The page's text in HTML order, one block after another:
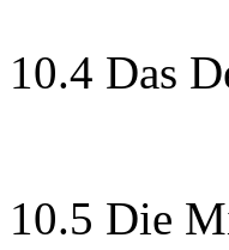
10.4 Das
10.5 Die